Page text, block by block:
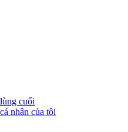
cuối
nhân của tôi